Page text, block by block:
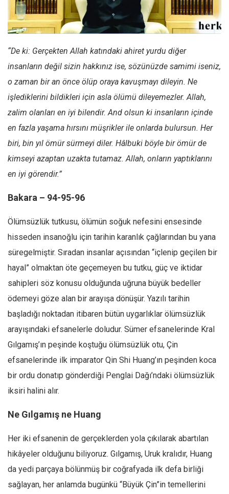
Facebook
Instagram
Editörden
Kemal Özer
Mahmut Toptaş
Yvonne Ridley
Barış Tarımcıoğlu
Ömer Kayani
Yusuf Armağan
Hasanali Yıldırım
Abir E. Nahas
Amina S. Jenenkovic
Bağdagül Öz
Esra Elönü
» Yazar arşivi
Bu Sayı
Kategoriler
Kitap
Karisi kitap sualleri
7 soruda bu hafta
Ekonomi
Spor
“De ki: Gerçekten Allah katındaki ahiret yurdu diğer
insanların değil sizin hakkınız ise, sözünüzde samimi iseniz,
o zaman bir an önce ölüp oraya kavuşmayı dileyin. Ne
işlediklerini bildikleri için asla ölümü dileyemezler. Allah,
zalim olanları en iyi bilendir. And olsun ki insanların içinde
en fazla yaşama hırsını müşrikler ile onlarda bulursun. Her
biri, bin yıl ömür sürmeyi diler. Hâlbuki böyle bir ömür de
kimseyi azaptan uzakta tutamaz. Allah, onların yaptıklarını
en iyi görendir.”
Bakara – 94-95-96
Ölümsüzlük tutkusu, ölümün soğuk nefesini ensesinde
hisseden insanoğlu için tarihin karanlık çağlarından bu yana
süregelmiştir. Sıradan insanlar açısından “içlenip geçilen bir
hayal” olmaktan öte geçemeyen bu tutku, güç ve iktidar
sahipleri söz konusu olduğunda uğruna büyük bedeller
ödemeyi göze alan bir arayışa dönüşür. Yazılı tarihin
başladığı noktadan itibaren bütün uygarlıklar ölümsüzlük
arayışındaki efsanelerle doludur. Sümer efsanelerinde Kral
Gılgamış’ın peşinde koştuğu ölümsüzlük otu, Çin
efsanelerinde ilk imparator Qin Shi Huang’ın peşinden koca
bir ordu donatıp gönderdiği Penglai Dağı’ndaki ölümsüzlük
iksiri halini alır.
Ne Gılgamış ne Huang
Her iki efsanenin de gerçeklerden yola çıkılarak abartılan
hikâyeler olduğunu biliyoruz. Gılgamış, Uruk kralıdır, Huang
da yedi parçaya bölünmüş bir coğrafyada ilk defa birliği
sağlayan, her anlamda bugünkü “Büyük Çin”in temellerini